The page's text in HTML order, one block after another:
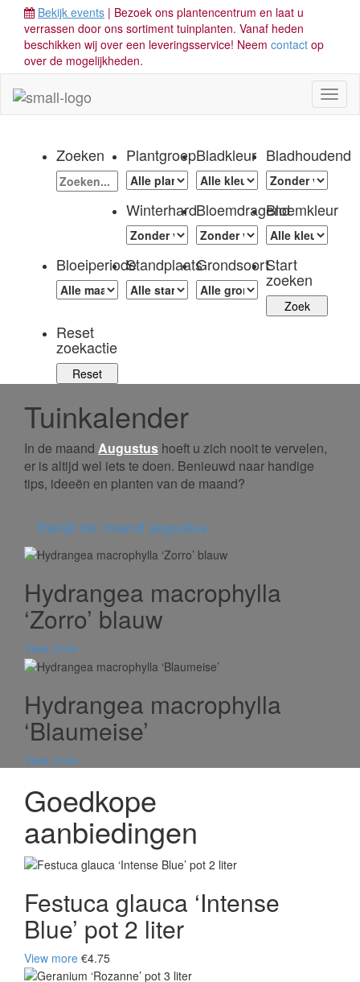
Bekijk events | Bezoek ons plantencentrum en laat u
verrassen door ons sortiment tuinplanten. Vanaf heden
beschikken wij over een leveringsservice! Neem contact op
over de mogelijkheden.
Zoeken PlantgroepBladkleur Bladhoudend
WinterhardBloemdragendBloemkleur
BloeiperiodeStandplaatsGrondsoortStart
zoeken
Reset
zoekactie
Tuinkalender
In de maand Augustus hoeft u zich nooit te vervelen,
er is altijd wel iets te doen. Benieuwd naar handige
tips, ideeën en planten van de maand?
Bekijk de maand augustus
Hydrangea macrophylla
‘Zorro’ blauw
View more
Hydrangea macrophylla
‘Blaumeise’
View more
Goedkope
aanbiedingen
Festuca glauca ‘Intense
Blue’ pot 2 liter
View more €4.75